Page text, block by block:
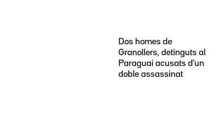
Dos homes de
Granollers, detinguts al
Paraguai acusats d'un
doble assassinat